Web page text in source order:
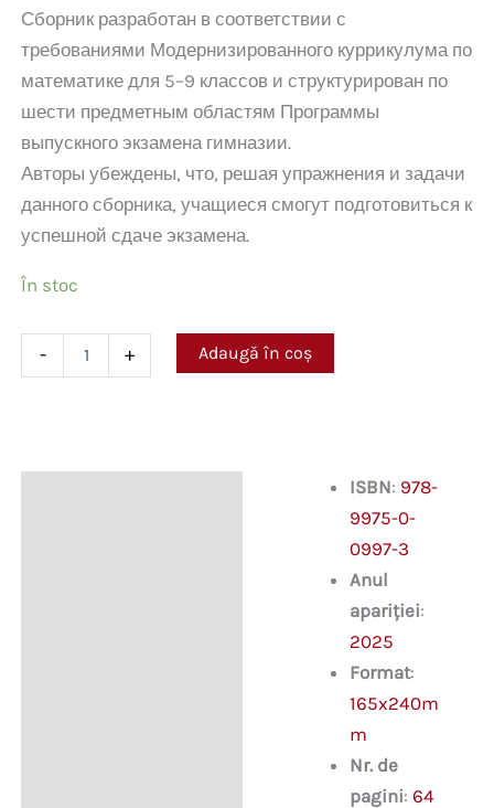
Сборник разработан в соответствии с
требованиями Модернизированного куррикулума по
математике для 5–9 классов и структурирован по
шести предметным областям Программы
выпускного экзамена гимназии.
Авторы убеждены, что, решая упражнения и задачи
данного сборника, учащиеся смогут подготовиться к
успешной сдаче экзамена.
În stoc
-
Математика.
для
+ Adaugă în coș
ISBN: 978-
9975-0-
0997-3
Anul
apariției:
2025
Format:
165x240m
m
Nr. de
pagini: 64